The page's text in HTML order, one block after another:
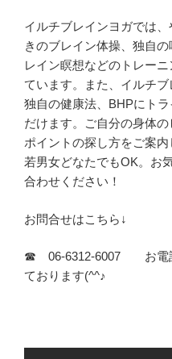
イルチブレインヨガでは、
きのブレイン体操、独自
レイン瞑想などのトレーニ
ています。また、イルチ
独自の健康法、BHPにトラ
だけます。ご自分の身体
ポイントの探し方をご案
若男女どなたでもOK。お
合わせください！
お問合せはこちら↓
☎ 06-6312-6007 お電
ております(^^♪